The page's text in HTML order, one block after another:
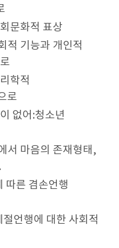
문화적 표상
적 기능과 개인적
학적
로
없어:청소년
서 마음의 존재형태,
따른 겸손언행
언행에 대한 사회적